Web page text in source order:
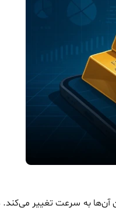
آن‌ها به سرعت تغییر